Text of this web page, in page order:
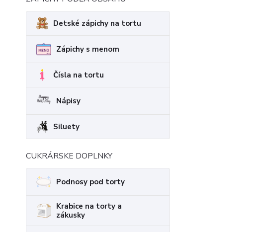
Detské zápichy na tortu
Zápichy s menom
Čísla na tortu
Nápisy
Siluety
CUKRÁRSKE DOPLNKY
Podnosy pod torty
Krabice na torty a
zákusky